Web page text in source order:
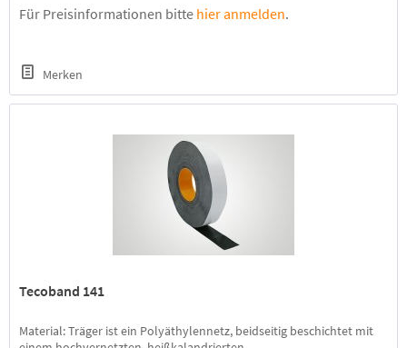
Abdichten von Fugen und Rissen im gesamten Baubereich, z. B. in
Für Preisinformationen bitte hier anmelden.
Merken
Tecoband 141
Material: Träger ist ein Polyäthylennetz, beidseitig beschichtet mit